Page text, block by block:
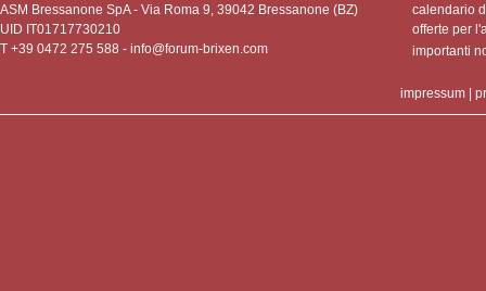
ASM Bressanone SpA - Via Roma 9, 39042 Bressanone (BZ)
UID IT01717730210
T +39 0472 275 588 - info@forum-brixen.com
calendario
offerte per
importanti
impressum